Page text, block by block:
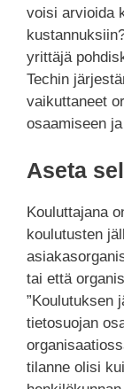
voisi arvioida
yrittäjä
Techin
vaikuttaneet
osaamiseen
Aseta
Kouluttajana
koulutusten
tai että
”Koulutuksen
tietosuojan
tilanne olisi